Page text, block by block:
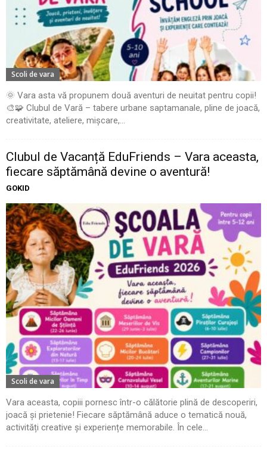
Scoli de vara
🌞 Vara asta vă propunem două aventuri de neuitat pentru copii!
🎨🧩 Clubul de Vară – tabere urbane saptamanale, pline de joacă,
creativitate, ateliere, mișcare,...
Clubul de Vacanță EduFriends – Vara aceasta,
fiecare săptămână devine o aventură!
GOKID
Scoli de vara
Vara aceasta, copiii pornesc într-o călătorie plină de descoperiri,
joacă și prietenie! Fiecare săptămână aduce o tematică nouă,
activități creative și experiențe memorabile. În cele...